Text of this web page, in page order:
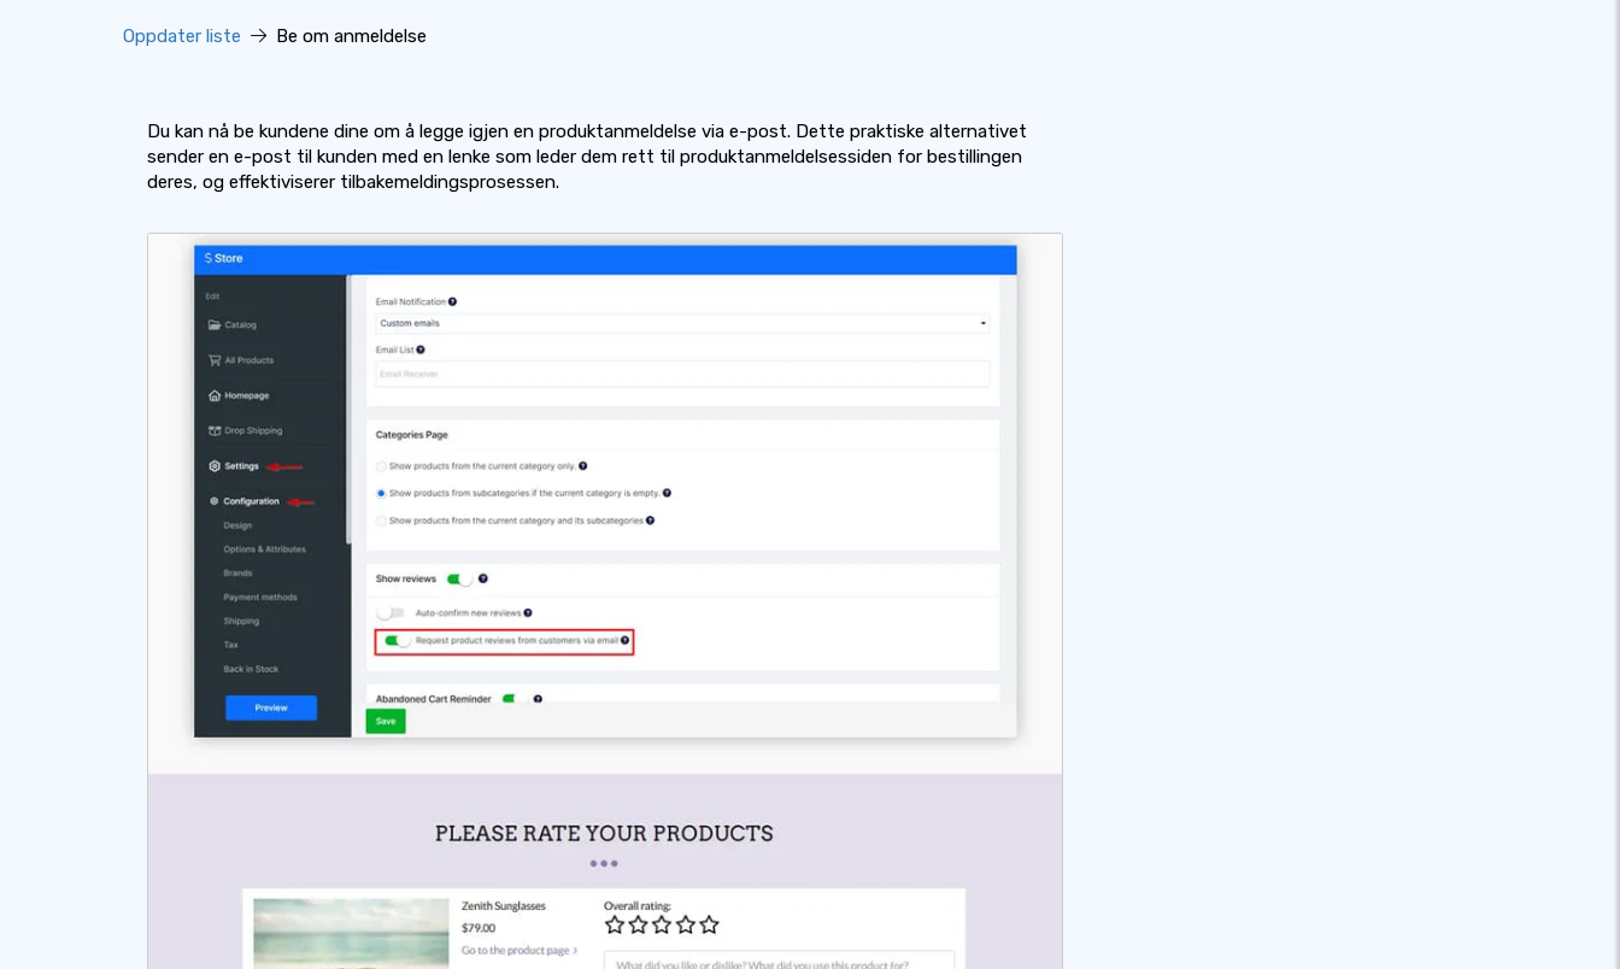
Oppdater liste Be om anmeldelse
Du kan nå be kundene dine om å legge igjen en produktanmeldelse via e-post. Dette praktiske alternativet
sender en e-post til kunden med en lenke som leder dem rett til produktanmeldelsessiden for bestillingen
deres, og effektiviserer tilbakemeldingsprosessen.